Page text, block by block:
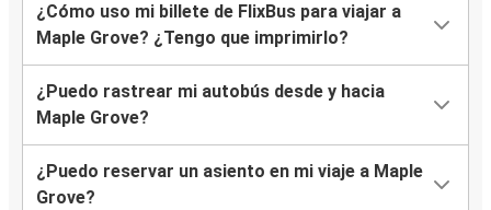
¿Cómo uso mi billete de FlixBus para viajar a
Maple Grove? ¿Tengo que imprimirlo?
¿Puedo rastrear mi autobús desde y hacia
Maple Grove?
¿Puedo reservar un asiento en mi viaje a Maple
Grove?